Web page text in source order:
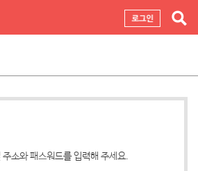
소와 패스워드를 입력해 주세요.